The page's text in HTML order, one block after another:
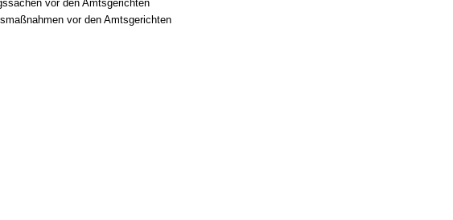
vor den Amtsgerichten
vor den Amtsgerichten